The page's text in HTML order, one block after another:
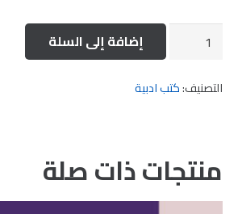
كمية
القراءة
إضافة إلى السلة
التصنيف:كتب ادبية
منتجات ذات صلة